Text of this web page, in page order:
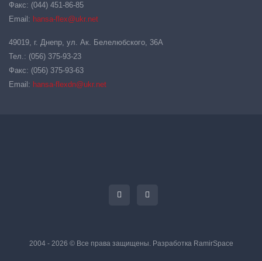
Факс: (044) 451-86-85
Email: hansa-flex@ukr.net
49019, г. Днепр, ул. Ак. Белелюбского, 36А
Тел.: (056) 375-93-23
Факс: (056) 375-93-63
Email: hansa-flexdn@ukr.net
2004 - 2026 © Все права защищены. Разработка RamirSpace